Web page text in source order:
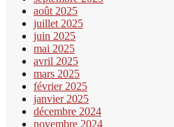
août 2025
juillet 2025
juin 2025
mai 2025
avril 2025
mars 2025
février 2025
janvier 2025
décembre 2024
novembre 2024